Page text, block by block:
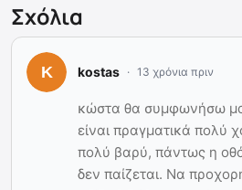
Σχόλια
kostas 13 χρόνια πριν
κώστα θα συμφωνήσω
είναι πραγματικά πολύ
πολύ βαρύ, πάντως η
δεν παίζεται. Να